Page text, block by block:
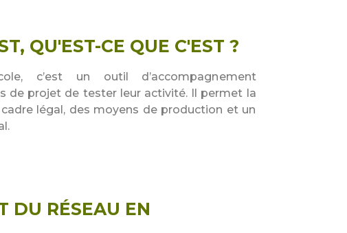
QU'EST-CE QUE C'EST ?
c’est un outil d’accompagnement
de projet de tester leur activité. Il permet la
légal, des moyens de production et un
DU RÉSEAU EN